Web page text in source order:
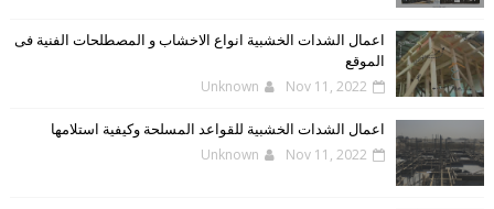
اعمال الشدات الخشبية انواع الاخشاب و المصطلحات الفنية فى
الموقع
Unknown Nov 11, 2022
اعمال الشدات الخشبية للقواعد المسلحة وكيفية استلامها
Unknown Nov 11, 2022